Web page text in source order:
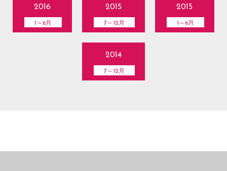
2016
1～6月
2015
7～12月
2015
1～6月
2014
7～12月